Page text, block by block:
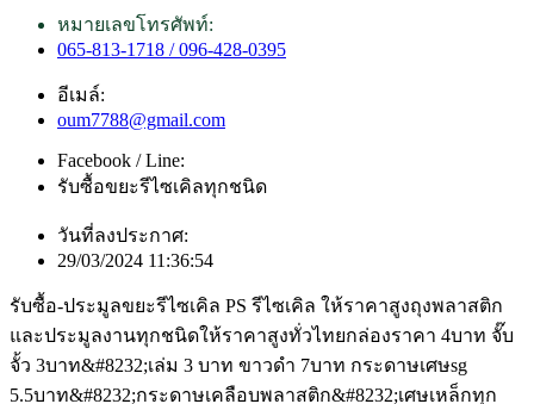
หมายเลขโทรศัพท์:
065-813-1718 / 096-428-0395
อีเมล์:
oum7788@gmail.com
Facebook / Line:
รับซื้อขยะรีไซเคิลทุกชนิด
วันที่ลงประกาศ:
29/03/2024 11:36:54
รับซื้อ-ประมูลขยะรีไซเคิล PS รีไซเคิล ให้ราคาสูงถุงพลาสติก
และประมูลงานทุกชนิดให้ราคาสูงทั่วไทยกล่องราคา 4บาท จั๊บ
จั้ว 3บาท&#8232;เล่ม 3 บาท ขาวดำ 7บาท กระดาษเศษsg
5.5บาท&#8232;กระดาษเคลือบพลาสติก&#8232;เศษเหล็กทุก